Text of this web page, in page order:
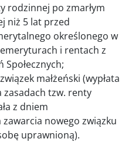
rodzinnej po zmarłym
niż 5 lat przed
określonego w
i rentach z
Społecznych;
małżeński (wypłata
zasadach tzw. renty
z dniem
nowego związku
uprawnioną).